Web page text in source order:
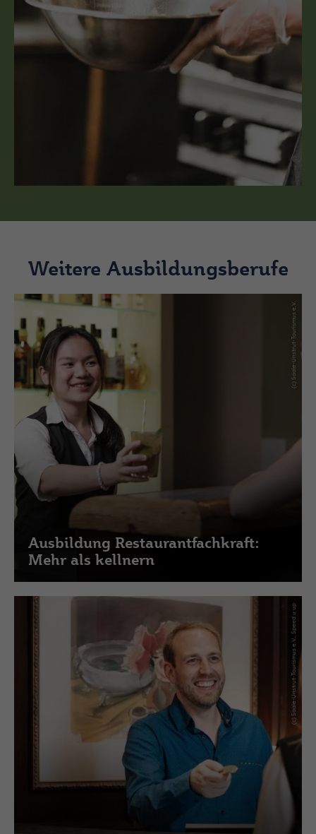
Weitere Ausbildungsberufe
(c) Saale-Unstrut-Tourismus e.V.
Ausbildung Restaurantfachkraft:
Mehr als kellnern
(c) Saale-Unstrut-Tourismus e.V., Speed u up